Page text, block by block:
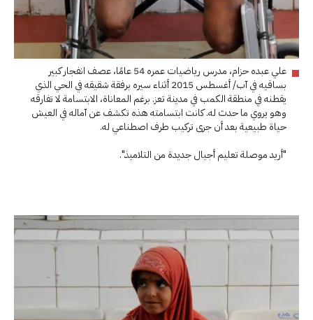
علي عبده حزام، مدرس رياضيات عمره 54 عامًا، عصف انفجار كبير
بساقيه في آب/ أغسطس 2015 أثناء سيره برفقة شقيقه في الحي الذي
يقطنه في منطقة الكمب في مدينة تعز. برغم المعاناة، الابتسامة لا تفارقه
وهو يروي ما حدث له. كانت ابتسامته هذه تكشف عن آماله في العيش
حياة طبيعية بعد أن جرى تركيب طرف اصطناعي له.
"أريد موصلة تعليم أجيال جديدة من التلاميذ".